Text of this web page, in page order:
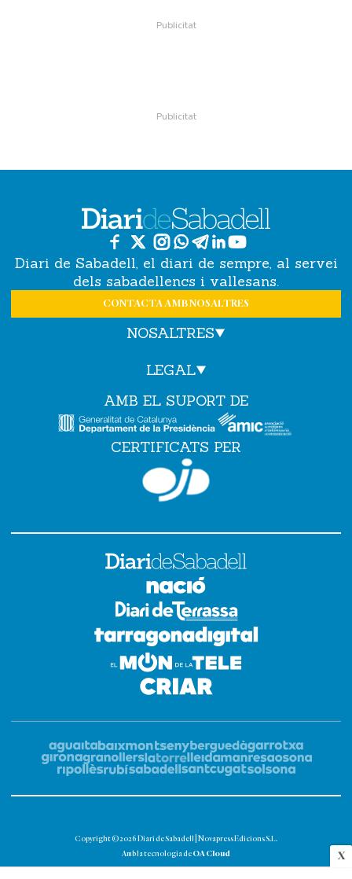
X
Diari de Sabadell, el diari de sempre, al servei
dels sabadellencs i vallesans.
CONTACTA AMB NOSALTRES
NOSALTRES
LEGAL
AMB EL SUPORT DE
CERTIFICATS PER
Copyright © 2026 Diari de Sabadell | Novapress Edicions S.L.
Amb la tecnologia de OA Cloud